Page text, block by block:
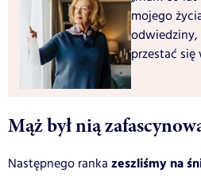
mojego
odwiedziny,
przestać się
Mąż był nią
Następnego ranka zeszliśmy na